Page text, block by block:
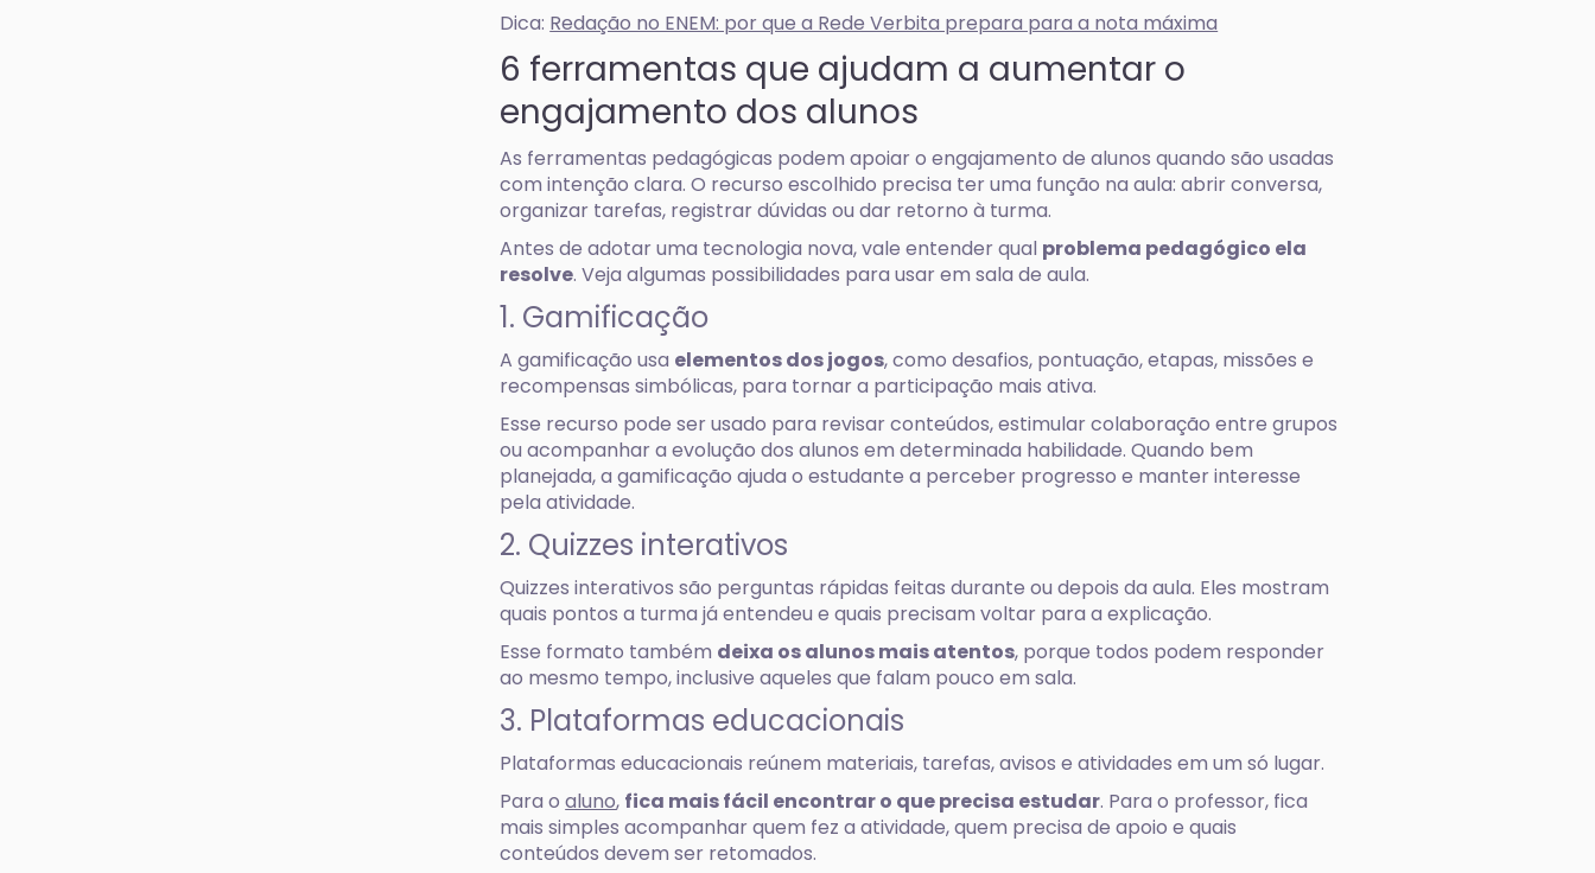
Dica: Redação no ENEM: por que a Rede Verbita prepara para a nota máxima
6 ferramentas que ajudam a aumentar o
engajamento dos alunos
As ferramentas pedagógicas podem apoiar o engajamento de alunos quando são usadas
com intenção clara. O recurso escolhido precisa ter uma função na aula: abrir conversa,
organizar tarefas, registrar dúvidas ou dar retorno à turma.
Antes de adotar uma tecnologia nova, vale entender qual problema pedagógico ela
resolve. Veja algumas possibilidades para usar em sala de aula.
1. Gamificação
A gamificação usa elementos dos jogos, como desafios, pontuação, etapas, missões e
recompensas simbólicas, para tornar a participação mais ativa.
Esse recurso pode ser usado para revisar conteúdos, estimular colaboração entre grupos
ou acompanhar a evolução dos alunos em determinada habilidade. Quando bem
planejada, a gamificação ajuda o estudante a perceber progresso e manter interesse
pela atividade.
2. Quizzes interativos
Quizzes interativos são perguntas rápidas feitas durante ou depois da aula. Eles mostram
quais pontos a turma já entendeu e quais precisam voltar para a explicação.
Esse formato também deixa os alunos mais atentos, porque todos podem responder
ao mesmo tempo, inclusive aqueles que falam pouco em sala.
3. Plataformas educacionais
Plataformas educacionais reúnem materiais, tarefas, avisos e atividades em um só lugar.
Para oaluno, fica mais fácil encontrar o que precisa estudar. Para o professor, fica
mais simples acompanhar quem fez a atividade, quem precisa de apoio e quais
conteúdos devem ser retomados.